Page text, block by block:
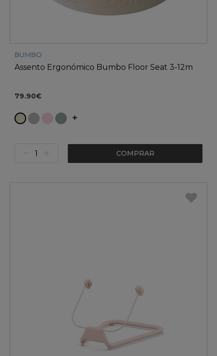
BUMBO
Assento Ergonómico Bumbo Floor Seat 3-12m
79.90€
COMPRAR